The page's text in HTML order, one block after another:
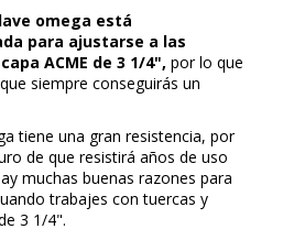
omega está
para ajustarse a las
ACME de 3 1/4", por lo que
siempre conseguirás un
tiene una gran resistencia, por
de que resistirá años de uso
muchas buenas razones para
trabajes con tuercas y
3 1/4".